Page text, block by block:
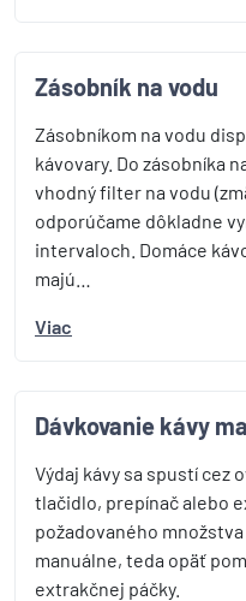
Zásobník na vodu
Zásobníkom na vodu
kávovary. Do zásobníka
vhodný filter na vodu
odporúčame dôkladne
intervaloch. Domáce
majú…
Viac
Dávkovanie kávy
Výdaj kávy sa spustí cez
tlačidlo, prepínač alebo
požadovaného
manuálne, teda opäť
extrakčnej páčky.